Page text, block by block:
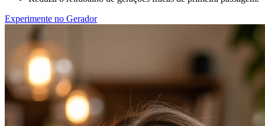
Experimente no Gerador